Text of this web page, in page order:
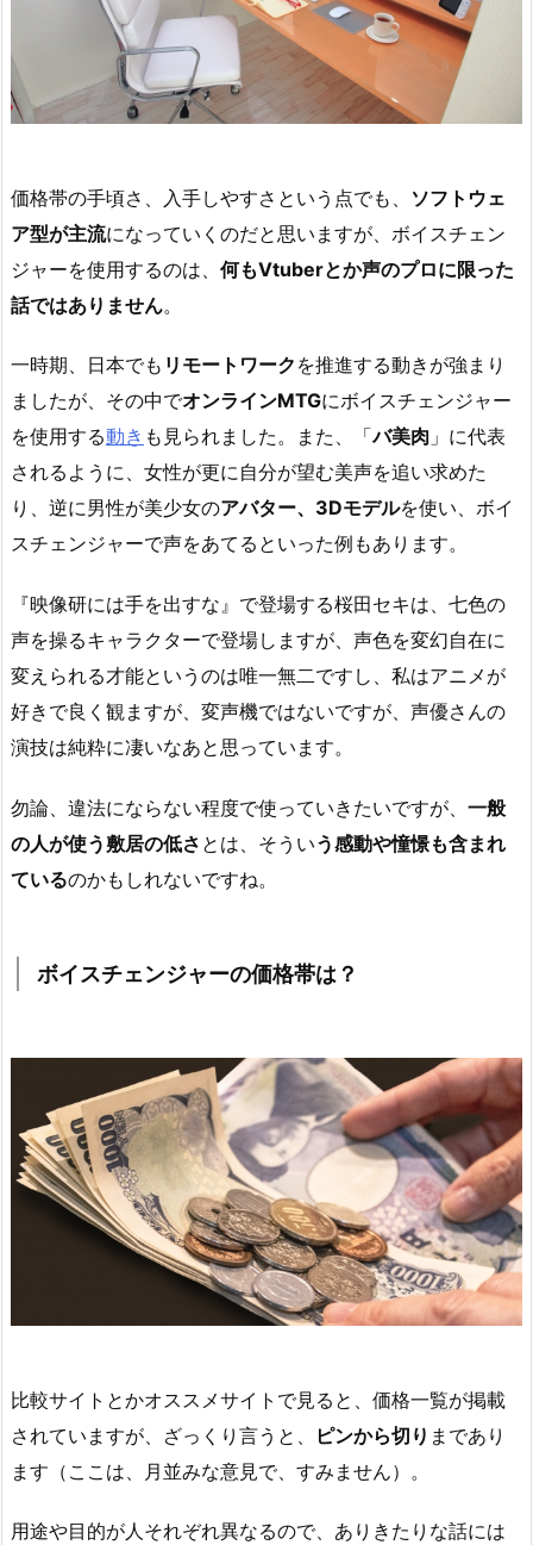
価格帯の手頃さ、入手しやすさという点でも、 ソフトウェ
ア型が主流になっていくのだと思いますが、ボイスチェン
ジャーを使用するのは、 何もVtuberとか声のプロに限った
話ではありません。
一時期、日本でも リモートワーク を推進する動きが強まり
ましたが、その中でオンラインMTGにボイスチェンジャー
を使用する動き も見られました。また、「バ美肉 」に代表
されるように、女性が更に自分が望む美声を追い求めた
り、逆に男性が美少女のアバター、3Dモデルを使い、ボイ
スチェンジャーで声をあてるといった例もあります。
『映像研には手を出すな』で登場する桜田セキは、七色の
声を操るキャラクターで登場しますが、声色を変幻自在に
変えられる才能というのは唯一無二ですし、私はアニメが
好きで良く観ますが、変声機ではないですが、声優さんの
演技は純粋に凄いなあと思っています。
勿論、違法にならない程度で使っていきたいですが、 一般
の人が使う敷居の低さ とは、そういう感動や憧憬も含まれ
ているのかもしれないですね。
ボイスチェンジャーの価格帯は？
比較サイトとかオススメサイトで見ると、価格一覧が掲載
されていますが、ざっくり言うと、
ピンから切り まであり
ます（ここは、月並みな意見で、すみません）。
用途や目的が人それぞれ異なるので、ありきたりな話には